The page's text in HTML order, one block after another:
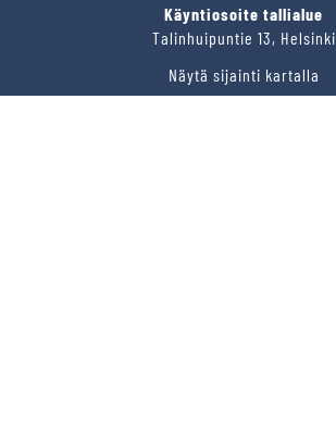
Käyntiosoite tallialue
Talinhuipuntie 13, Helsinki
Näytä sijainti kartalla